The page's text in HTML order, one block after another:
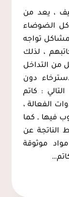
، يعد من
الضوضاء
تواجه
، لذلك
من التداخل
دون
: كاتم
الفعالة ،
فيها ـ كما
الناتجة عن
موثوقة